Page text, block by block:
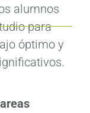
alumnos
para
óptimo y